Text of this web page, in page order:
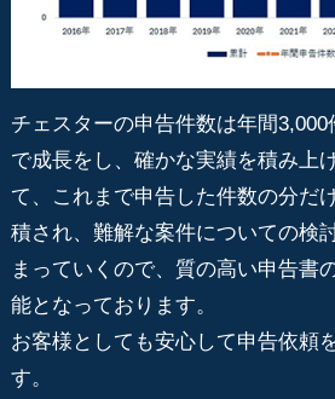
チェスターの申告件数は年間3,000
で成長をし、確かな実績を積み上
て、これまで申告した件数の分だ
積され、難解な案件についての検
まっていくので、質の高い申告書
能となっております。
お客様としても安心して申告依頼
す。